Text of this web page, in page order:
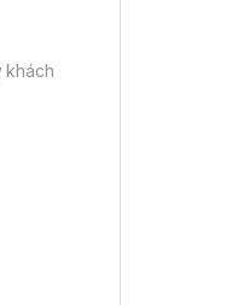
khách